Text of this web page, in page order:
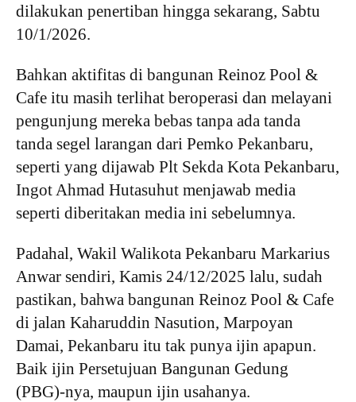
dilakukan penertiban hingga sekarang, Sabtu
10/1/2026.
Bahkan aktifitas di bangunan Reinoz Pool &
Cafe itu masih terlihat beroperasi dan melayani
pengunjung mereka bebas tanpa ada tanda
tanda segel larangan dari Pemko Pekanbaru,
seperti yang dijawab Plt Sekda Kota Pekanbaru,
Ingot Ahmad Hutasuhut menjawab media
seperti diberitakan media ini sebelumnya.
Padahal, Wakil Walikota Pekanbaru Markarius
Anwar sendiri, Kamis 24/12/2025 lalu, sudah
pastikan, bahwa bangunan Reinoz Pool & Cafe
di jalan Kaharuddin Nasution, Marpoyan
Damai, Pekanbaru itu tak punya ijin apapun.
Baik ijin Persetujuan Bangunan Gedung
(PBG)-nya, maupun ijin usahanya.